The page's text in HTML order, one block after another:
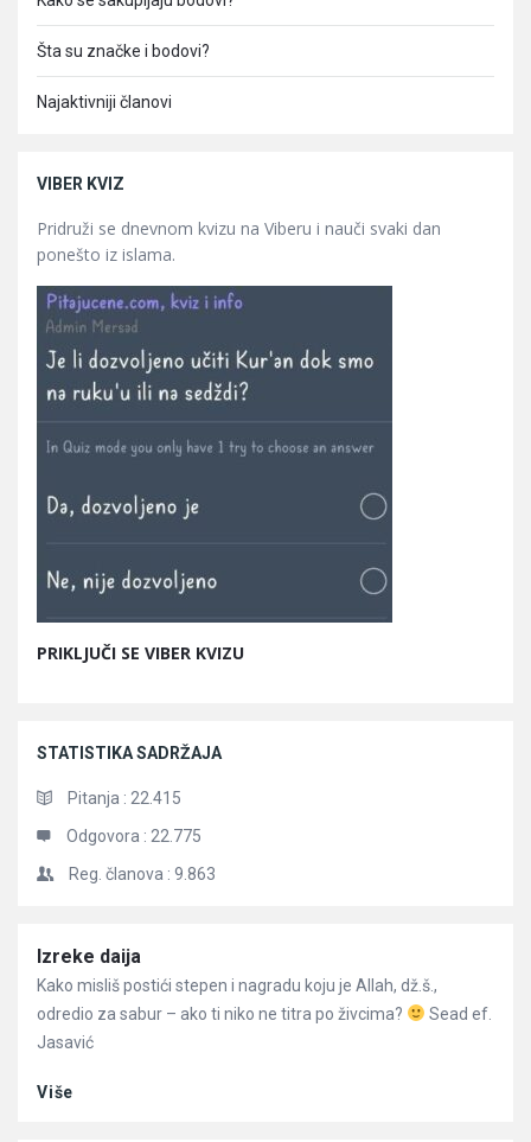
Šta su značke i bodovi?
Najaktivniji članovi
VIBER KVIZ
Pridruži se dnevnom kvizu na Viberu i nauči svaki dan
ponešto iz islama.
PRIKLJUČI SE VIBER KVIZU
STATISTIKA SADRŽAJA
Pitanja : 22.415
Odgovora : 22.775
Reg. članova : 9.863
Članci
Izreke daija
Kako misliš postići stepen i nagradu koju je Allah, dž.š.,
odredio za sabur – ako ti niko ne titra po živcima?
Sead ef.
Jasavić
Više